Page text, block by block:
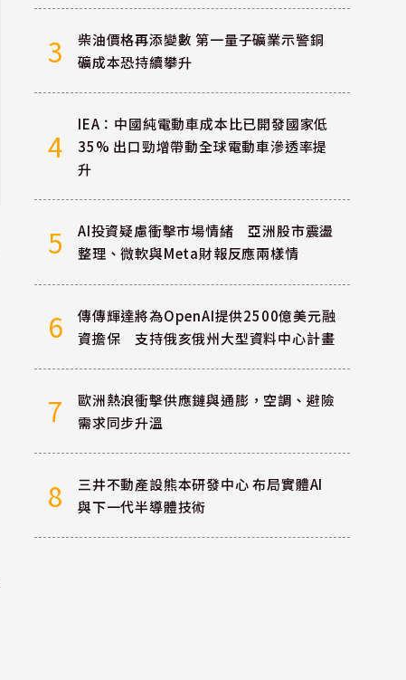
3
柴油價格再添變數 第一量子礦業示警銅
礦成本恐持續攀升
4
IEA：中國純電動車成本比已開發國家低
35% 出口勁增帶動全球電動車滲透率提
升
5
AI投資疑慮衝擊市場情緒 亞洲股市震盪
整理、微軟與Meta財報反應兩樣情
6
傳傳輝達將為OpenAI提供2500億美元融
資擔保 支持俄亥俄州大型資料中心計畫
7
歐洲熱浪衝擊供應鏈與通膨，空調、避險
需求同步升溫
8
三井不動產設熊本研發中心 布局實體AI
與下一代半導體技術